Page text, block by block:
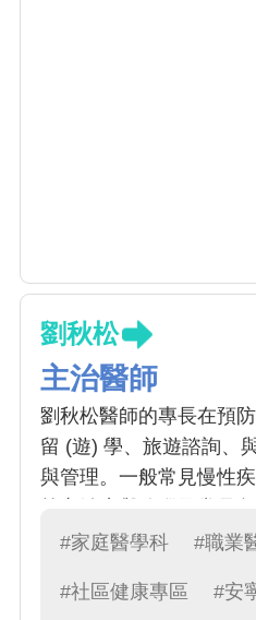
劉秋松
主治醫師
劉秋松醫師的專長在預
留 (遊) 學、旅遊諮詢、
與管理。一般常見慢性
腹痛等之初步處置。另
#家庭醫學科 #職業
#社區健康專區 #安